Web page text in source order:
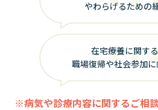
やわらげるための
在宅療養に関する
職場復帰や社会参加
病気や診療内容に関するご相